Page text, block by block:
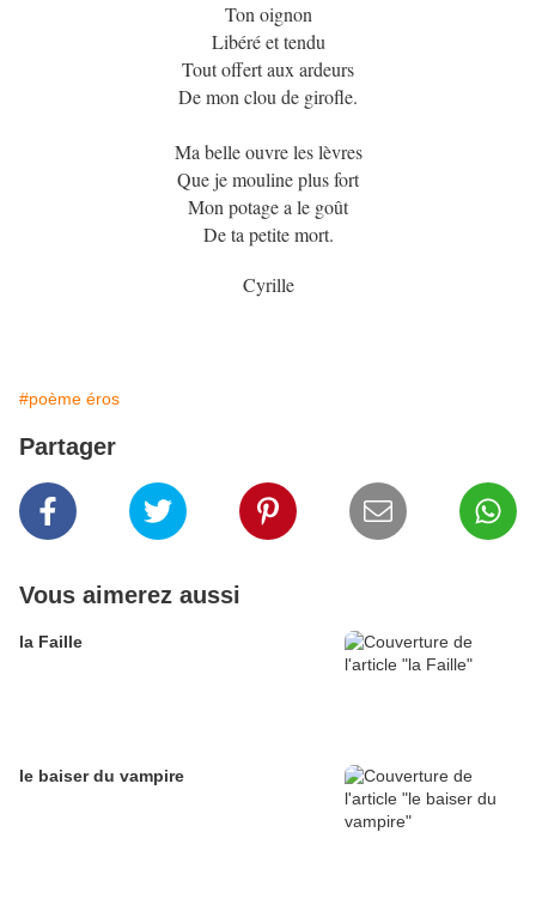
Ton oignon
Libéré et tendu
Tout offert aux ardeurs
De mon clou de girofle.
Ma belle ouvre les lèvres
Que je mouline plus fort
Mon potage a le goût
De ta petite mort.
Cyrille
#poème éros
Partager
Vous aimerez aussi
la Faille
le baiser du vampire